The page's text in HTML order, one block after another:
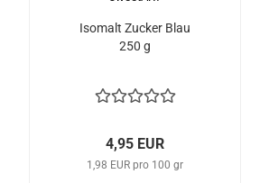
Isomalt Zucker Blau
250 g
4,95 EUR
1,98 EUR pro 100 gr